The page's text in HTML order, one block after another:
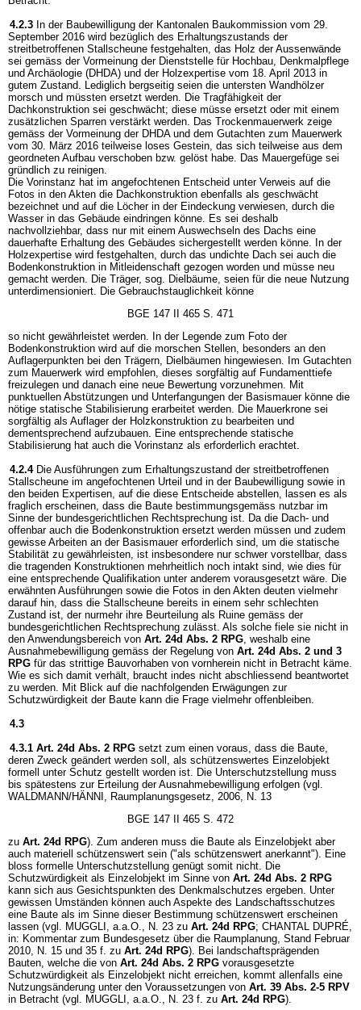
4.2.3 In der Baubewilligung der Kantonalen Baukommission vom 29.
September 2016 wird bezüglich des Erhaltungszustands der
streitbetroffenen Stallscheune festgehalten, das Holz der Aussenwände
sei gemäss der Vormeinung der Dienststelle für Hochbau, Denkmalpflege
und Archäologie (DHDA) und der Holzexpertise vom 18. April 2013 in
gutem Zustand. Lediglich bergseitig seien die untersten Wandhölzer
morsch und müssten ersetzt werden. Die Tragfähigkeit der
Dachkonstruktion sei geschwächt; diese müsse ersetzt oder mit einem
zusätzlichen Sparren verstärkt werden. Das Trockenmauerwerk zeige
gemäss der Vormeinung der DHDA und dem Gutachten zum Mauerwerk
vom 30. März 2016 teilweise loses Gestein, das sich teilweise aus dem
geordneten Aufbau verschoben bzw. gelöst habe. Das Mauergefüge sei
gründlich zu reinigen.
Die Vorinstanz hat im angefochtenen Entscheid unter Verweis auf die
Fotos in den Akten die Dachkonstruktion ebenfalls als geschwächt
bezeichnet und auf die Löcher in der Eindeckung verwiesen, durch die
Wasser in das Gebäude eindringen könne. Es sei deshalb
nachvollziehbar, dass nur mit einem Auswechseln des Dachs eine
dauerhafte Erhaltung des Gebäudes sichergestellt werden könne. In der
Holzexpertise wird festgehalten, durch das undichte Dach sei auch die
Bodenkonstruktion in Mitleidenschaft gezogen worden und müsse neu
gemacht werden. Die Träger, sog. Dielbäume, seien für die neue Nutzung
unterdimensioniert. Die Gebrauchstauglichkeit könne
BGE 147 II 465 S. 471
so nicht gewährleistet werden. In der Legende zum Foto der
Bodenkonstruktion wird auf die morschen Stellen, besonders an den
Auflagerpunkten bei den Trägern, Dielbäumen hingewiesen. Im Gutachten
zum Mauerwerk wird empfohlen, dieses sorgfältig auf Fundamenttiefe
freizulegen und danach eine neue Bewertung vorzunehmen. Mit
punktuellen Abstützungen und Unterfangungen der Basismauer könne die
nötige statische Stabilisierung erarbeitet werden. Die Mauerkrone sei
sorgfältig als Auflager der Holzkonstruktion zu bearbeiten und
dementsprechend aufzubauen. Eine entsprechende statische
Stabilisierung hat auch die Vorinstanz als erforderlich erachtet.
4.2.4 Die Ausführungen zum Erhaltungszustand der streitbetroffenen
Stallscheune im angefochtenen Urteil und in der Baubewilligung sowie in
den beiden Expertisen, auf die diese Entscheide abstellen, lassen es als
fraglich erscheinen, dass die Baute bestimmungsgemäss nutzbar im
Sinne der bundesgerichtlichen Rechtsprechung ist. Da die Dach- und
offenbar auch die Bodenkonstruktion ersetzt werden müssen und zudem
gewisse Arbeiten an der Basismauer erforderlich sind, um die statische
Stabilität zu gewährleisten, ist insbesondere nur schwer vorstellbar, dass
die tragenden Konstruktionen mehrheitlich noch intakt sind, wie dies für
eine entsprechende Qualifikation unter anderem vorausgesetzt wäre. Die
erwähnten Ausführungen sowie die Fotos in den Akten deuten vielmehr
darauf hin, dass die Stallscheune bereits in einem sehr schlechten
Zustand ist, der nurmehr ihre Beurteilung als Ruine gemäss der
bundesgerichtlichen Rechtsprechung zulässt. Als solche fiele sie nicht in
den Anwendungsbereich von Art. 24d Abs. 2 RPG, weshalb eine
Ausnahmebewilligung gemäss der Regelung von Art. 24d Abs. 2 und 3
RPG für das strittige Bauvorhaben von vornherein nicht in Betracht käme.
Wie es sich damit verhält, braucht indes nicht abschliessend beantwortet
zu werden. Mit Blick auf die nachfolgenden Erwägungen zur
Schutzwürdigkeit der Baute kann die Frage vielmehr offenbleiben.
4.3
4.3.1 Art. 24d Abs. 2 RPG setzt zum einen voraus, dass die Baute,
deren Zweck geändert werden soll, als schützenswertes Einzelobjekt
formell unter Schutz gestellt worden ist. Die Unterschutzstellung muss
bis spätestens zur Erteilung der Ausnahmebewilligung erfolgen (vgl.
WALDMANN/HÄNNI, Raumplanungsgesetz, 2006, N. 13
BGE 147 II 465 S. 472
zu Art. 24d RPG). Zum anderen muss die Baute als Einzelobjekt aber
auch materiell schützenswert sein ("als schützenswert anerkannt"). Eine
bloss formelle Unterschutzstellung genügt somit nicht. Die
Schutzwürdigkeit als Einzelobjekt im Sinne von Art. 24d Abs. 2 RPG
kann sich aus Gesichtspunkten des Denkmalschutzes ergeben. Unter
gewissen Umständen können auch Aspekte des Landschaftsschutzes
eine Baute als im Sinne dieser Bestimmung schützenswert erscheinen
lassen (vgl. MUGGLI, a.a.O., N. 23 zu Art. 24d RPG; CHANTAL DUPRÉ,
in: Kommentar zum Bundesgesetz über die Raumplanung, Stand Februar
2010, N. 15 und 35 f. zu Art. 24d RPG). Bei landschaftsprägenden
Bauten, welche die von Art. 24d Abs. 2 RPG vorausgesetzte
Schutzwürdigkeit als Einzelobjekt nicht erreichen, kommt allenfalls eine
Nutzungsänderung unter den Voraussetzungen von Art. 39 Abs. 2-5 RPV
in Betracht (vgl. MUGGLI, a.a.O., N. 23 f. zu Art. 24d RPG).